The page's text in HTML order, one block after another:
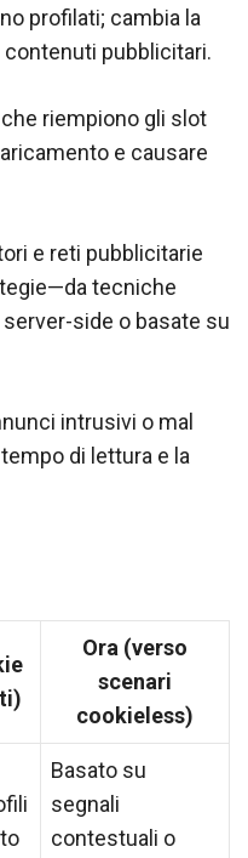
profilati; cambia la
pubblicitari.
riempiono gli slot
e causare
e reti pubblicitarie
tecniche
side o basate su
intrusivi o mal
di lettura e la
Ora (verso
scenari
cookieless)
Basato su
segnali
contestuali o